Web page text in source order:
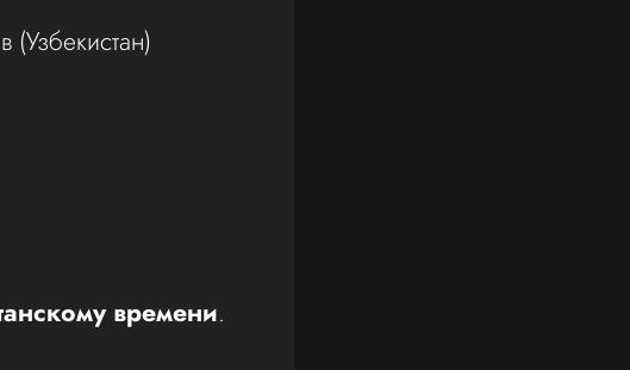
времени.